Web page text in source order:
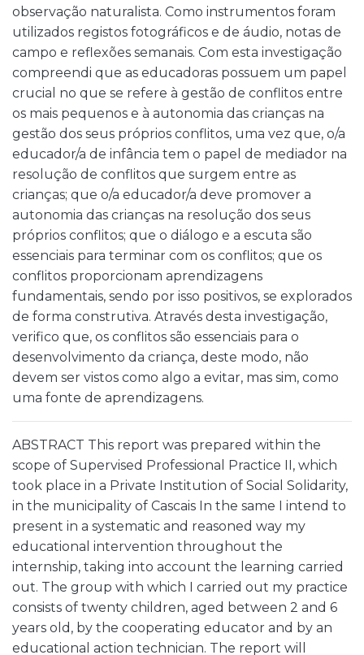
observação naturalista. Como instrumentos foram
utilizados registos fotográficos e de áudio, notas de
campo e reflexões semanais. Com esta investigação
compreendi que as educadoras possuem um papel
crucial no que se refere à gestão de conflitos entre
os mais pequenos e à autonomia das crianças na
gestão dos seus próprios conflitos, uma vez que, o/a
educador/a de infância tem o papel de mediador na
resolução de conflitos que surgem entre as
crianças; que o/a educador/a deve promover a
autonomia das crianças na resolução dos seus
próprios conflitos; que o diálogo e a escuta são
essenciais para terminar com os conflitos; que os
conflitos proporcionam aprendizagens
fundamentais, sendo por isso positivos, se explorados
de forma construtiva. Através desta investigação,
verifico que, os conflitos são essenciais para o
desenvolvimento da criança, deste modo, não
devem ser vistos como algo a evitar, mas sim, como
uma fonte de aprendizagens.
ABSTRACT This report was prepared within the
scope of Supervised Professional Practice II, which
took place in a Private Institution of Social Solidarity,
in the municipality of Cascais In the same I intend to
present in a systematic and reasoned way my
educational intervention throughout the
internship, taking into account the learning carried
out. The group with which I carried out my practice
consists of twenty children, aged between 2 and 6
years old, by the cooperating educator and by an
educational action technician. The report will